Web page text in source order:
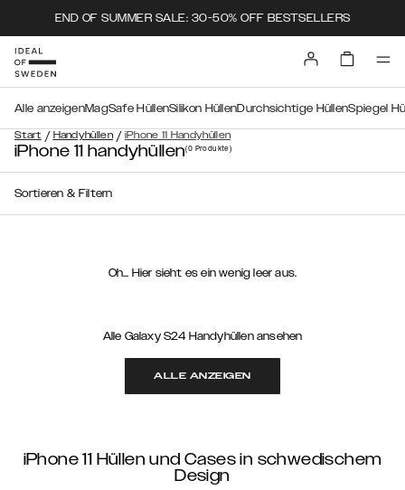
END OF SUMMER SALE: 30-50% OFF BESTSELLERS
Start / Handyhüllen / iPhone 11 Handyhüllen
Alle anzeigenMagSafe HüllenSilikon HüllenDurchsichtige HüllenSpiegel
iPhone 11 handyhüllen(0 Produkte)
Sortieren & Filtern
Oh… Hier sieht es ein wenig leer aus.
Alle Galaxy S24 Handyhüllen ansehen
ALLE ANZEIGEN
iPhone 11 Hüllen und Cases in schwedischem
Design